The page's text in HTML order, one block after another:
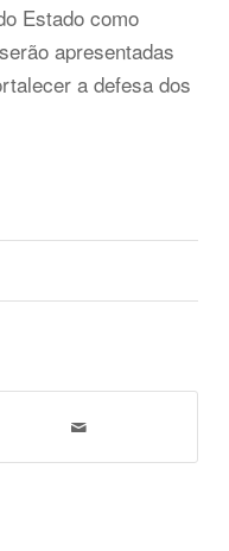
Estado como
apresentadas
a defesa dos